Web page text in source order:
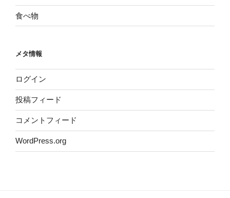
食べ物
メタ情報
ログイン
投稿フィード
コメントフィード
WordPress.org